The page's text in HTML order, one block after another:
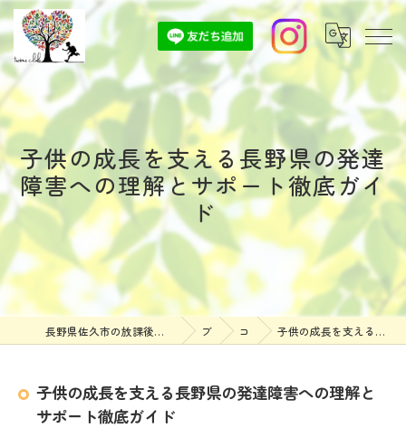
子供の成長を支える長野県の発達
障害への理解とサポート徹底ガイ
ド
長野県佐久市の放課後等デイサービスなら放課後等デイサービスついんずくらぶ ブログ コラム 子供の成長を支える長野県の発達障害への理解とサポート徹底ガイド
子供の成長を支える長野県の発達障害への理解と
サポート徹底ガイド